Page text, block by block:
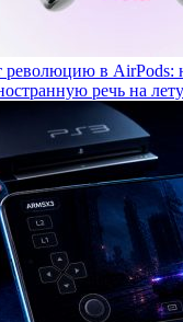
революцию в AirPods:
речь на лету